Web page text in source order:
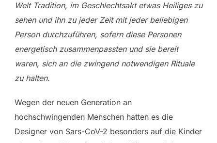
Welt Tradition, im Geschlechtsakt etwas Heiliges zu
sehen und ihn zu jeder Zeit mit jeder beliebigen
Person durchzuführen, sofern diese Personen
energetisch zusammenpassten und sie bereit
waren, sich an die zwingend notwendigen Rituale
zu halten.
Wegen der neuen Generation an
hochschwingenden Menschen hatten es die
Designer von Sars-CoV-2 besonders auf die Kinder